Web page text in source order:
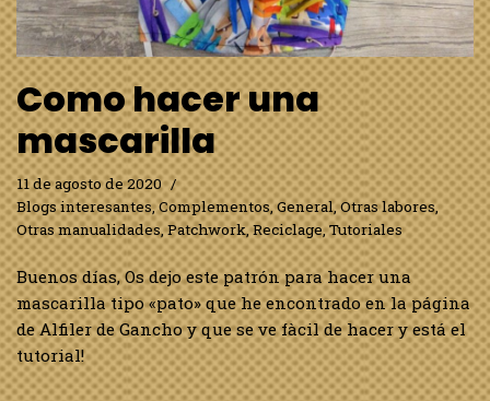
Como hacer una
mascarilla
11 de agosto de 2020
Blogs interesantes,Complementos,General,Otras labores,
Otras manualidades,Patchwork,Reciclage,Tutoriales
Buenos días, Os dejo este patrón para hacer una
mascarilla tipo «pato» que he encontrado en la página
de Alfiler de Gancho y que se ve fàcil de hacer y está el
tutorial!